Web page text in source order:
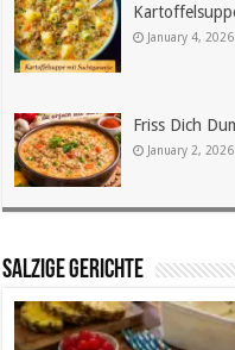
January 4, 2026
Friss Dich
January 2, 2026
SALZIGE GERICHTE